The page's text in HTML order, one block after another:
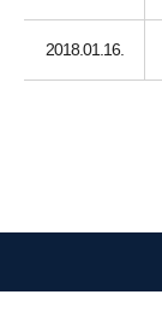
2018.01.16.